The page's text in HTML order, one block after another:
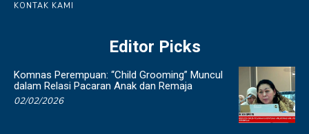
KONTAK KAMI
Editor Picks
Komnas Perempuan: “Child Grooming” Muncul
dalam Relasi Pacaran Anak dan Remaja
02/02/2026